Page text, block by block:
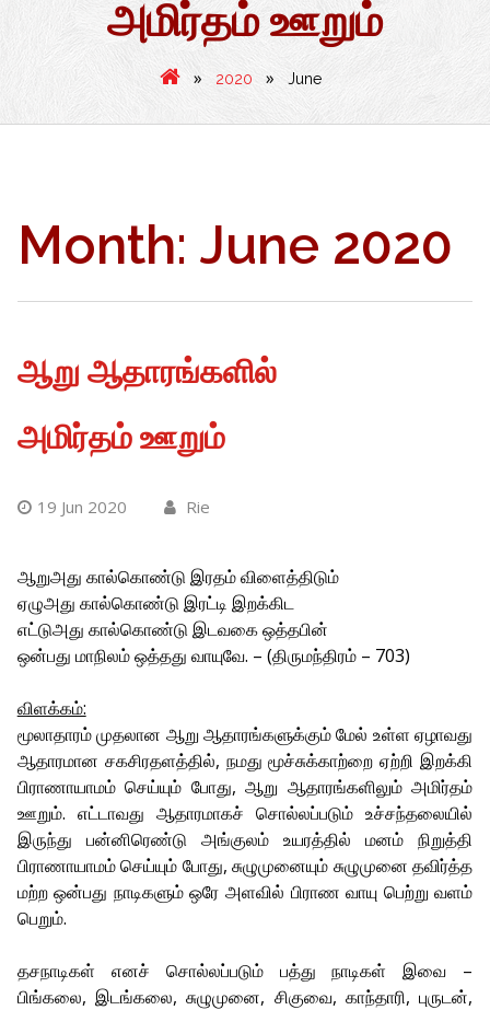
அமிர்தம் ஊறும்
» 2020 » June
Month: June 2020
ஆறு ஆதாரங்களில்
அமிர்தம் ஊறும்
19 Jun 2020 Rie
ஆறுஅது கால்கொண்டு இரதம் விளைத்திடும்
ஏழுஅது கால்கொண்டு இரட்டி இறக்கிட
எட்டுஅது கால்கொண்டு இடவகை ஒத்தபின்
ஒன்பது மாநிலம் ஒத்தது வாயுவே. – (திருமந்திரம் – 703)
விளக்கம்:
மூலாதாரம் முதலான ஆறு ஆதாரங்களுக்கும் மேல் உள்ள ஏழாவது
ஆதாரமான சகசிரதளத்தில், நமது மூச்சுக்காற்றை ஏற்றி இறக்கி
பிராணாயாமம் செய்யும் போது, ஆறு ஆதாரங்களிலும் அமிர்தம்
ஊறும். எட்டாவது ஆதாரமாகச் சொல்லப்படும் உச்சந்தலையில்
இருந்து பன்னிரெண்டு அங்குலம் உயரத்தில் மனம் நிறுத்தி
பிராணாயாமம் செய்யும் போது, சுழுமுனையும் சுழுமுனை தவிர்த்த
மற்ற ஒன்பது நாடிகளும் ஒரே அளவில் பிராண வாயு பெற்று வளம்
பெறும்.
தசநாடிகள் எனச் சொல்லப்படும் பத்து நாடிகள் இவை –
பிங்கலை, இடங்கலை, சுழுமுனை, சிகுவை, காந்தாரி, புருடன்,